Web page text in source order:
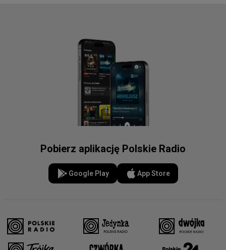
Pobierz aplikację Polskie Radio
Google Play App Store